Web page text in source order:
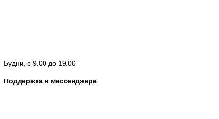
Будни, с 9.00 до 19.00
Поддержка в мессенджере